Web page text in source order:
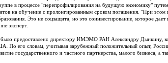
в процессе "перепрофилирования на будущую экономику"
на обучение с пролонгированным сроком погашения. "При этом
Это не соцзащита, но это соинвестирование, которое
эксперт.
было предоставлено директору ИМЭМО РАН Александру Дынкину,
По его словам, учитывая зарубежный положительный опыт,
государственного и частного партнерства, малого бизнеса, а